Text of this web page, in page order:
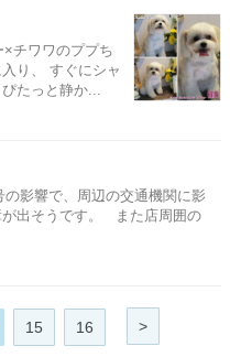
チワワのププち
り、 すぐにシャ
たっと静か...
影響で、周辺の交通機関に影
が出そうです。 また店周囲の
15 16 >